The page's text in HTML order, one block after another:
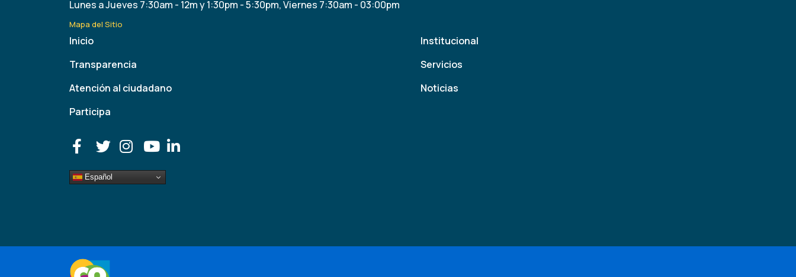
Lunes a Jueves 7:30am - 12m y 1:30pm - 5:30pm, Viernes 7:30am - 03:00pm
Mapa del Sitio
Inicio
Transparencia
Atención al ciudadano
Participa
Institucional
Servicios
Noticias
Español